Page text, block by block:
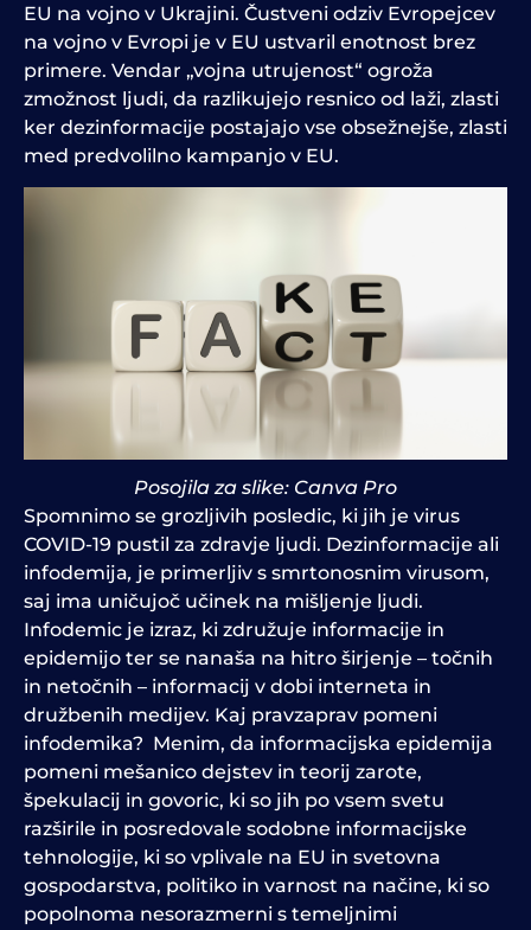
EU na vojno v Ukrajini. Čustveni odziv Evropejcev
na vojno v Evropi je v EU ustvaril enotnost brez
primere. Vendar „vojna utrujenost“ ogroža
zmožnost ljudi, da razlikujejo resnico od laži, zlasti
ker dezinformacije postajajo vse obsežnejše, zlasti
med predvolilno kampanjo v EU.
Posojila za slike: Canva Pro
Spomnimo se grozljivih posledic, ki jih je virus
COVID-19 pustil za zdravje ljudi. Dezinformacije ali
infodemija, je primerljiv s smrtonosnim virusom,
saj ima uničujoč učinek na mišljenje ljudi.
Infodemic je izraz, ki združuje informacije in
epidemijo ter se nanaša na hitro širjenje – točnih
in netočnih – informacij v dobi interneta in
družbenih medijev. Kaj pravzaprav pomeni
infodemika? Menim, da informacijska epidemija
pomeni mešanico dejstev in teorij zarote,
špekulacij in govoric, ki so jih po vsem svetu
razširile in posredovale sodobne informacijske
tehnologije, ki so vplivale na EU in svetovna
gospodarstva, politiko in varnost na načine, ki so
popolnoma nesorazmerni s temeljnimi